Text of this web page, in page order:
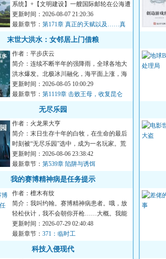
系统】+【文明建设】一艘国际邮轮在公海遭
遇意外，船上的六千名...
更新时间：2026-08-07 21:20:36
最新章节： 第171章 真正的天赋以及……真
正的胜利！
末世大洪水：女邻居上门借粮
作者：平步庆云
简介：连续不断半年的强降雨，全球各地大
洪水爆发。北极冰川融化，海平面上涨，海
水倒灌江河。冰封的远古...
更新时间：2026-08-05 10:00:29
最新章节： 第1119章 击败王母，收复昆仑
无尽乐园
作者：火龙果大亨
简介：末日生存十年的白牧，在生命的最后
时刻被“无尽乐园”选中，成为一名玩家。荒
岛求生，丧尸危机，收...
更新时间：2026-08-06 23:38:42
最新章节： 第539章 陷阱与诱饵
我的赛博精神病是任务提示
作者：檀木有纹
简介：我叫约翰。赛博精神病患者。哦，放
轻松伙计，我不会朝你开枪……大概。我能
看见很多奇怪的提示，它...
更新时间：2026-07-29 02:40:48
最新章节： 371：临时工
科技入侵现代